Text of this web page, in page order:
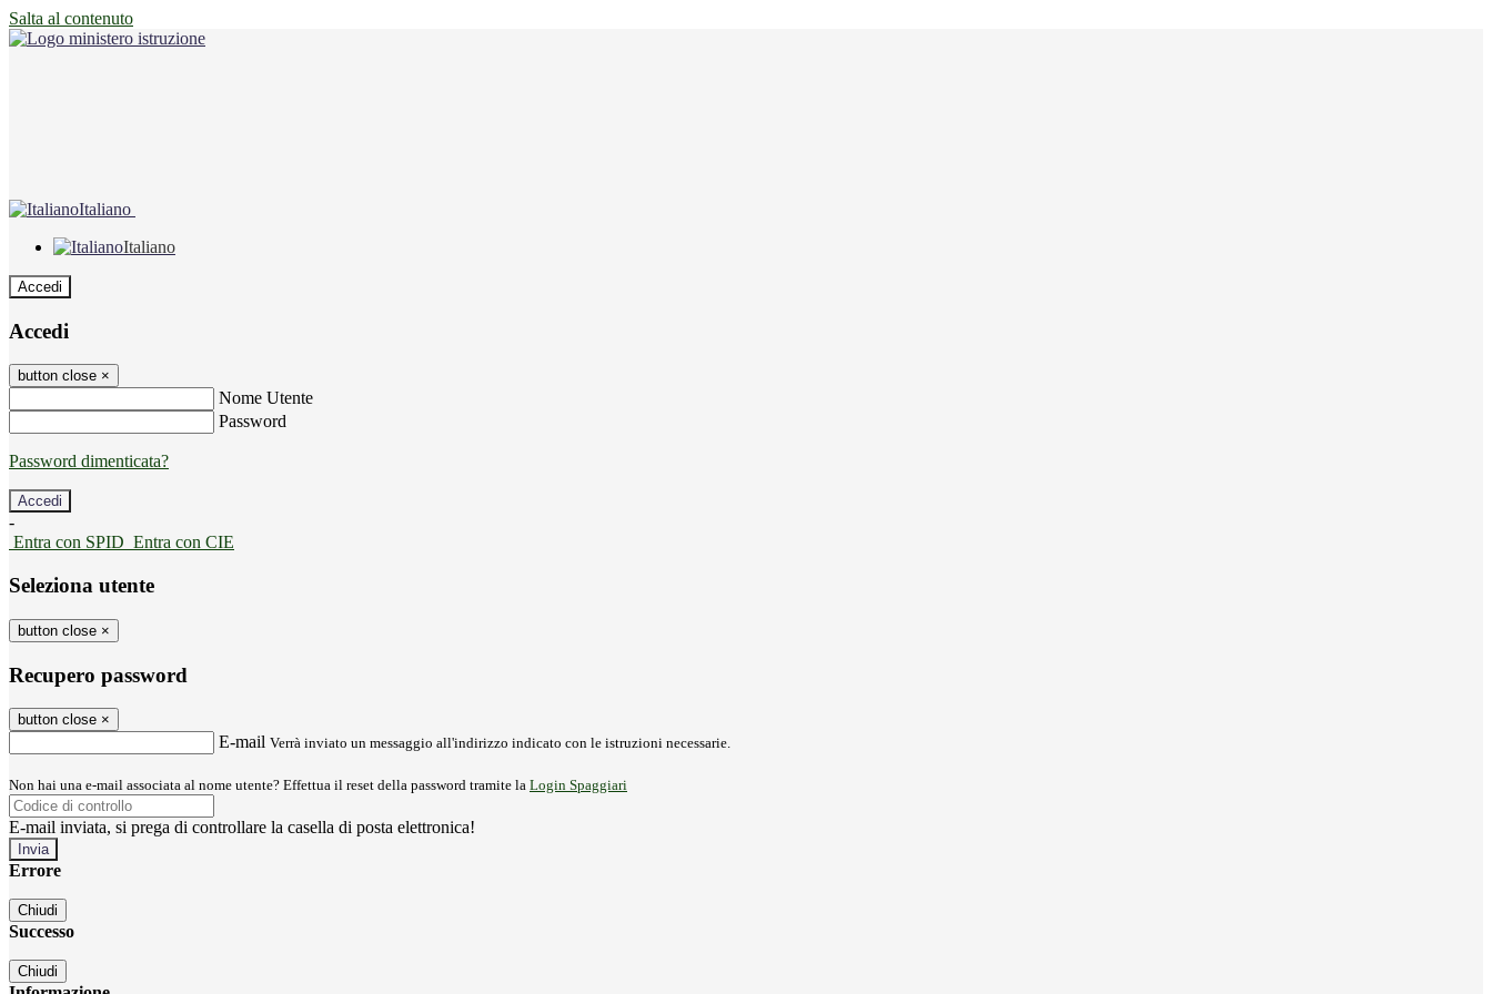
Salta al contenuto
Italiano
Italiano
Accedi
Accedi
button close ×
Nome Utente
Password
Password dimenticata?
-
Entra con SPID Entra con CIE
Seleziona utente
button close ×
Recupero password
button close ×
E-mail Verrà inviato un messaggio all'indirizzo indicato con le istruzioni necessarie.
Non hai una e-mail associata al nome utente? Effettua il reset della password tramite la Login Spaggiari
E-mail inviata, si prega di controllare la casella di posta elettronica!
Errore
Chiudi
Successo
Chiudi